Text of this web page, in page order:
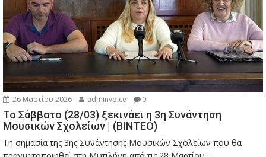
26 Μαρτίου 2026 adminvoice 0
Το Σάββατο (28/03) ξεκινάει η 3η Συνάντηση
Μουσικών Σχολείων | (ΒΙΝΤΕΟ)
Τη σημασία της 3ης Συνάντησης Μουσικών Σχολείων που θα